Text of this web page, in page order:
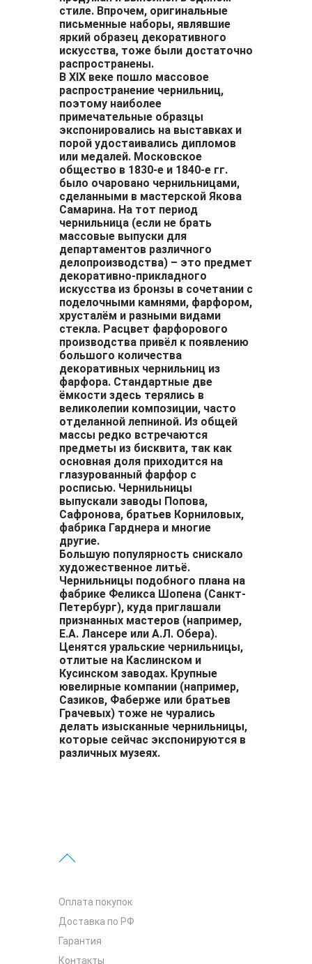
стиле. Впрочем, оригинальные
письменные наборы, являвшие
яркий образец декоративного
искусства, тоже были достаточно
распространены.
В XIX веке пошло массовое
распространение чернильниц,
поэтому наиболее
примечательные образцы
экспонировались на выставках и
порой удостаивались дипломов
или медалей. Московское
общество в 1830-е и 1840-е гг.
было очаровано чернильницами,
сделанными в мастерской Якова
Самарина. На тот период
чернильница (если не брать
массовые выпуски для
департаментов различного
делопроизводства) – это предмет
декоративно-прикладного
искусства из бронзы в сочетании с
поделочными камнями, фарфором,
хрусталём и разными видами
стекла. Расцвет фарфорового
производства привёл к появлению
большого количества
декоративных чернильниц из
фарфора. Стандартные две
ёмкости здесь терялись в
великолепии композиции, часто
отделанной лепниной. Из общей
массы редко встречаются
предметы из бисквита, так как
основная доля приходится на
глазурованный фарфор с
росписью. Чернильницы
выпускали заводы Попова,
Сафронова, братьев Корниловых,
фабрика Гарднера и многие
другие.
Большую популярность снискало
художественное литьё.
Чернильницы подобного плана на
фабрике Феликса Шопена (Санкт-
Петербург), куда приглашали
признанных мастеров (например,
Е.А. Лансере или А.Л. Обера).
Ценятся уральские чернильницы,
отлитые на Каслинском и
Кусинском заводах. Крупные
ювелирные компании (например,
Сазиков, Фаберже или братьев
Грачевых) тоже не чурались
делать изысканные чернильницы,
которые сейчас экспонируются в
различных музеях.
Оплата покупок
Доставка по РФ
Гарантия
Контакты